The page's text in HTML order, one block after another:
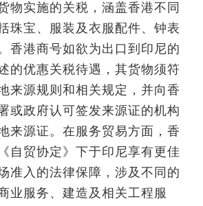
物实施的关税，涵盖香港不同
珠宝、服装及衣服配件、钟表
香港商号如欲为出口到印尼的
的优惠关税待遇，其货物须符
来源规则和相关规定，并向香
或政府认可签发来源证的机构
来源证。在服务贸易方面，香
自贸协定》下于印尼享有更佳
准入的法律保障，涉及不同的
业服务、建造及相关工程服